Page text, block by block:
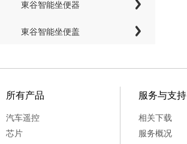
東谷智能坐便器
東谷智能坐便盖
所有产品
汽车遥控
芯片
服务与支持
相关下载
服务概况